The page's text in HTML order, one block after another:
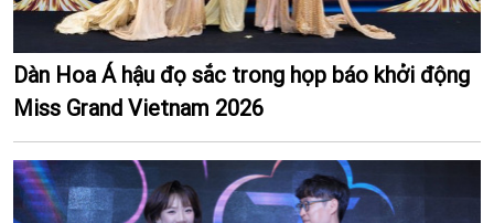
Dàn Hoa Á hậu đọ sắc trong họp báo khởi động
Miss Grand Vietnam 2026